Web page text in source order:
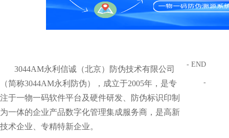
3044AM永利信诚（北京）防伪技术有限公司
（简称3044AM永利防伪），成立于2005年，是专
注于一物一码软件平台及硬件研发、防伪标识印制
为一体的企业产品数字化管理集成服务商，是高新
技术企业、专精特新企业。
- END
-